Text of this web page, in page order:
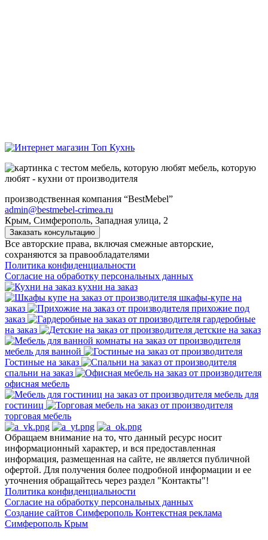
мебель, которую
любят - кухни от производителя
производственная компания “BestMebel”
admin@bestmebel-crimea.ru
Крым, Симферополь, Западная улица, 2
Заказать консультацию
Все авторские права, включая смежные авторские,
сохраняются за правообладателями
Политика конфиденциальности
Согласие на обработку персональных данных
кухни на заказ
шкафы-купе на
заказ
прихожие под
заказ
гардеробные
на заказ
детские на заказ
мебель для ванной
Гостиные на заказ
спальни на заказ
офисная мебель
мебель для
гостиниц
торговая мебель
Обращаем внимание на то, что данный ресурс носит
информационный характер, и вся предоставленная
информация, размещенная на сайте, не является публичной
офертой. Для получения более подробной информации и ее
уточнения обращайтесь через раздел "Контакты"!
Политика конфиденциальности
Согласие на обработку персональных данных
Создание сайтов Симферополь Контекстная реклама
Симферополь Крым